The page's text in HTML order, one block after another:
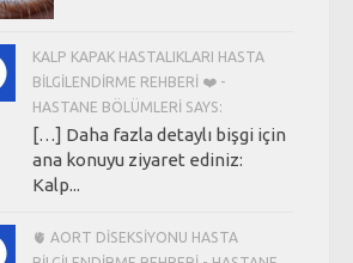
KALP KAPAK HASTALIKLARI HASTA
BILGILENDIRME REHBERI ❤️ -
HASTANE BÖLÜMLERI SAYS:
[…] Daha fazla detaylı bişgi için
ana konuyu ziyaret ediniz:
Kalp...
🫀 AORT DISEKSIYONU HASTA